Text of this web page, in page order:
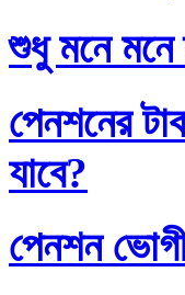
শুধু মনে মনে
পেনশনের
যাবে?
পেনশন